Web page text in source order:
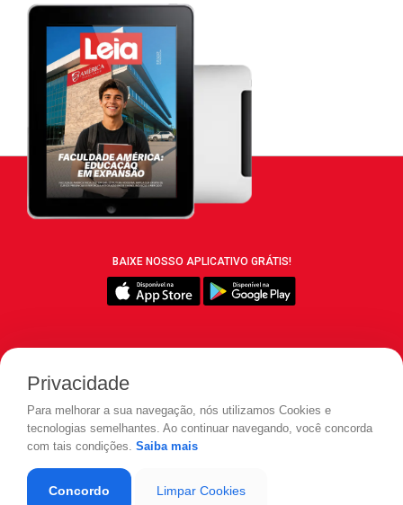
BAIXE NOSSO APLICATIVO GRÁTIS!
Privacidade
Para melhorar a sua navegação, nós utilizamos Cookies e
tecnologias semelhantes. Ao continuar navegando, você concorda
com tais condições. Saiba mais
Concordo Limpar Cookies